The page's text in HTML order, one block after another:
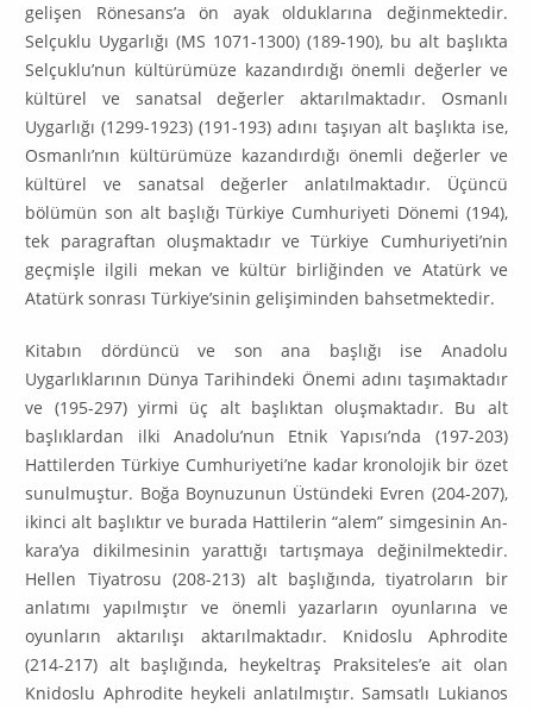
gelişen Rönesans’a ön ayak olduklarına değinmektedir.
Selçuklu Uygarlığı (MS 1071-1300) (189-190), bu alt başlıkta
Selçuklu’nun kültürümüze kazandır­dığı önemli değerler ve
kültürel ve sanatsal değerler aktarılmaktadır. Osmanlı
Uygarlığı (1299-1923) (191-193) adını taşıyan alt başlıkta ise,
Osmanlı’nın kültürümüze kazandırdığı önemli değer­ler ve
kültürel ve sanatsal değerler anlatılmaktadır. Üçüncü
bölümün son alt başlığı Türkiye Cum­huriyeti Dönemi (194),
tek paragraftan oluşmaktadır ve Türkiye Cumhuriyeti’nin
geçmişle ilgili mekan ve kültür birliğinden ve Atatürk ve
Atatürk sonrası Türkiye’sinin gelişiminden bahsetmek­tedir.
Kitabın dördüncü ve son ana başlığı ise Anadolu
Uygarlıklarının Dünya Tarihindeki Önemi adını ta­şımaktadır
ve (195-297) yirmi üç alt başlıktan oluşmaktadır. Bu alt
başlıklardan ilki Anadolu’nun Etnik Yapısı’nda (197-203)
Hattilerden Türkiye Cumhuriyeti’ne kadar kronolojik bir özet
sunulmuş­tur. Boğa Boynuzunun Üstündeki Evren (204-207),
ikinci alt başlıktır ve burada Hattilerin “alem” simgesinin An­
kara’ya dikilmesinin yarattığı tartışmaya değinilmektedir.
Hellen Tiyatrosu (208-213) alt başlığında, ti­yatroların bir
anlatımı yapılmıştır ve önemli yazarların oyunlarına ve
oyunların ak­tarılışı aktarılmaktadır. Knidoslu Aphrodite
(214-217) alt başlığında, heykeltraş Praksiteles’e ait olan
Knidoslu Aphrodite hey­keli anlatılmıştır. Samsatlı Lukianos